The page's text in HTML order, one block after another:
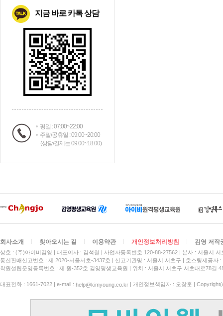
지금 바로 카톡 상담
평일 : 07:00~22:00
주말/공휴일 : 09:00~20:00
(상담/결제는 09:00~18:00)
회사소개 찾아오시는 길 이용약관 개인정보처리방침 김영 저작
상호 : (주)아이비김영 대표이사 : 김석철 사업자등록번호 120-88-27562
본사 : 서울시
통신판매신고번호 : 제 2020-서울서초-3437호
신고기관명 : 서울시 서초구
호스팅제공자
학원설립운영등록번호 : 제 원-352호 김영평생교육원 | 위치 : 서울시 서초구 서초대로78길
대표전화 : 1661-7022 | e-mail : help@kimyoung.co.kr | 개인정보책임자 : 오창훈 |